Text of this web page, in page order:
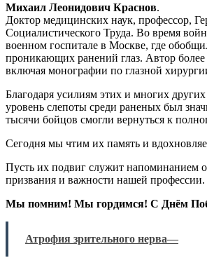
Михаил Леонидович Краснов.
Доктор медицинских наук, профессор,
Социалистического Труда. Во время
военном госпитале в Москве, где
проникающих ранений глаз. Автор более
включая монографии по глазной
Благодаря усилиям этих и многих
уровень слепоты среди раненых был
тысячи бойцов смогли вернуться к
Сегодня мы чтим их память и
Пусть их подвиг служит напоминанием
призвания и важности нашей профессии.
Мы помним! Мы гордимся! С Днём
Атрофия зрительного нерва—